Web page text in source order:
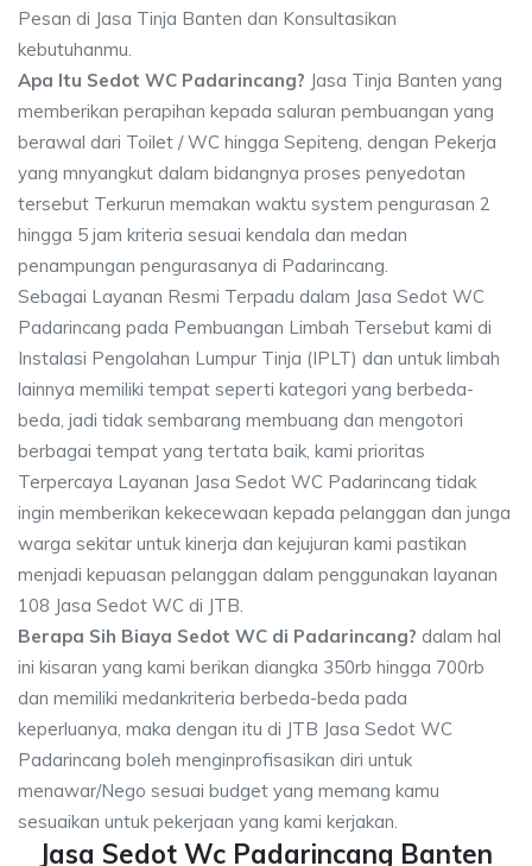
Pesan di Jasa Tinja Banten dan Konsultasikan
kebutuhanmu.
Apa Itu Sedot WC Padarincang? Jasa Tinja Banten yang
memberikan perapihan kepada saluran pembuangan yang
berawal dari Toilet / WC hingga Sepiteng, dengan Pekerja
yang mnyangkut dalam bidangnya proses penyedotan
tersebut Terkurun memakan waktu system pengurasan 2
hingga 5 jam kriteria sesuai kendala dan medan
penampungan pengurasanya di Padarincang.
Sebagai Layanan Resmi Terpadu dalam Jasa Sedot WC
Padarincang pada Pembuangan Limbah Tersebut kami di
Instalasi Pengolahan Lumpur Tinja (IPLT) dan untuk limbah
lainnya memiliki tempat seperti kategori yang berbeda-
beda, jadi tidak sembarang membuang dan mengotori
berbagai tempat yang tertata baik, kami prioritas
Terpercaya Layanan Jasa Sedot WC Padarincang tidak
ingin memberikan kekecewaan kepada pelanggan dan junga
warga sekitar untuk kinerja dan kejujuran kami pastikan
menjadi kepuasan pelanggan dalam penggunakan layanan
108 Jasa Sedot WC di JTB.
Berapa Sih Biaya Sedot WC di Padarincang? dalam hal
ini kisaran yang kami berikan diangka 350rb hingga 700rb
dan memiliki medankriteria berbeda-beda pada
keperluanya, maka dengan itu di JTB Jasa Sedot WC
Padarincang boleh menginprofisasikan diri untuk
menawar/Nego sesuai budget yang memang kamu
sesuaikan untuk pekerjaan yang kami kerjakan.
Jasa Sedot Wc Padarincang Banten